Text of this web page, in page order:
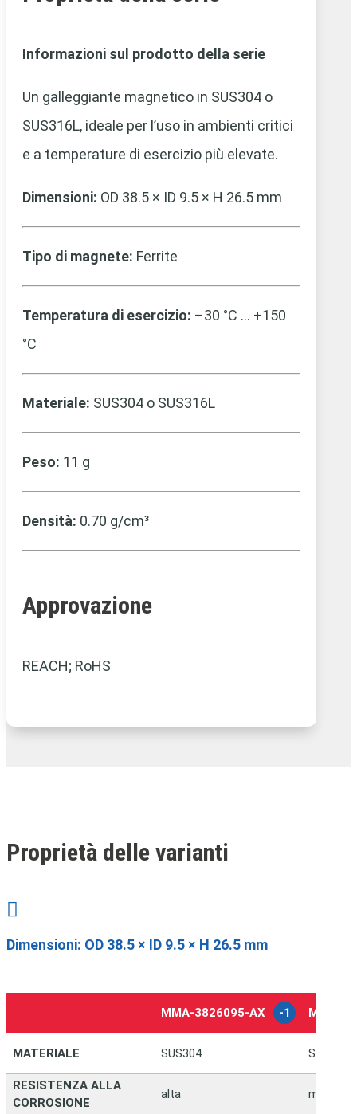
Informazioni sul prodotto della serie
Un galleggiante magnetico in SUS304 o
SUS316L, ideale per l’uso in ambienti critici
e a temperature di esercizio più elevate.
Dimensioni: OD 38.5 × ID 9.5 × H 26.5 mm
Tipo di magnete: Ferrite
Temperatura di esercizio: –30 °C … +150
°C
Materiale: SUS304 o SUS316L
Peso: 11 g
Densità: 0.70 g/cm³
Approvazione
REACH; RoHS
Proprietà delle varianti

Dimensioni: OD 38.5 × ID 9.5 × H 26.5 mm
MMA-3826095-AX -1 MMA-
MATERIALE SUS304 SUS316L
RESISTENZA ALLA
CORROSIONE
alta molto